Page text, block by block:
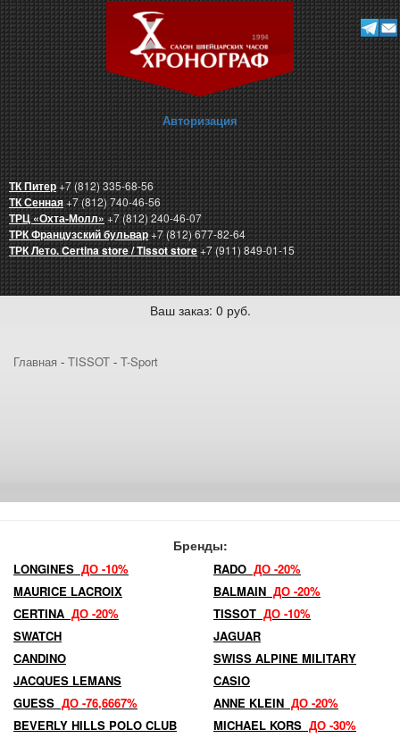
Авторизация
ТК Питер+7 (812) 335-68-56
ТК Сенная+7 (812) 740-46-56
ТРЦ «Охта-Молл»+7 (812) 240-46-07
ТРК Французский бульвар+7 (812) 677-82-64
ТРК Лето. Certina store / Tissot store+7 (911) 849-01-15
Ваш заказ: 0 руб.
Главная - TISSOT - T-Sport
Бренды:
LONGINES ДО -10% RADO ДО -20%
MAURICE LACROIX
BALMAIN ДО -20%
CERTINA ДО -20% TISSOT ДО -10%
SWATCH
JAGUAR
CANDINO
SWISS ALPINE MILITARY
JACQUES LEMANS
CASIO
GUESS ДО -76,6667% ANNE KLEIN ДО -20%
BEVERLY HILLS POLO CLUB
MICHAEL KORS ДО -30%